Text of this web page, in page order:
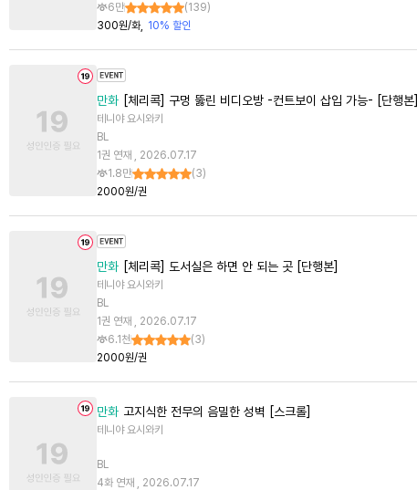
6만
(139)
300원/화
10% 할인
만화 [체리콕] 구멍 뚫린 비디오방 -컨트보이 삽입 가능- [단행본]
테니야 요시와키
BL
1권 연재 , 2026.07.17
1.8만
(3)
2000원/권
만화 [체리콕] 도서실은 하면 안 되는 곳 [단행본]
테니야 요시와키
BL
1권 연재 , 2026.07.17
6.1천
(3)
2000원/권
만화 고지식한 전무의 음밀한 성벽 [스크롤]
테니야 요시와키
BL
4화 연재 , 2026.07.17